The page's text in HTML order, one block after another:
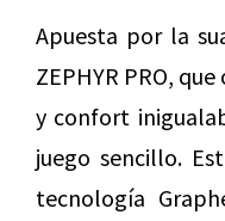
Apuesta por la
ZEPHYR PRO,
y confort
juego sencillo.
tecnología